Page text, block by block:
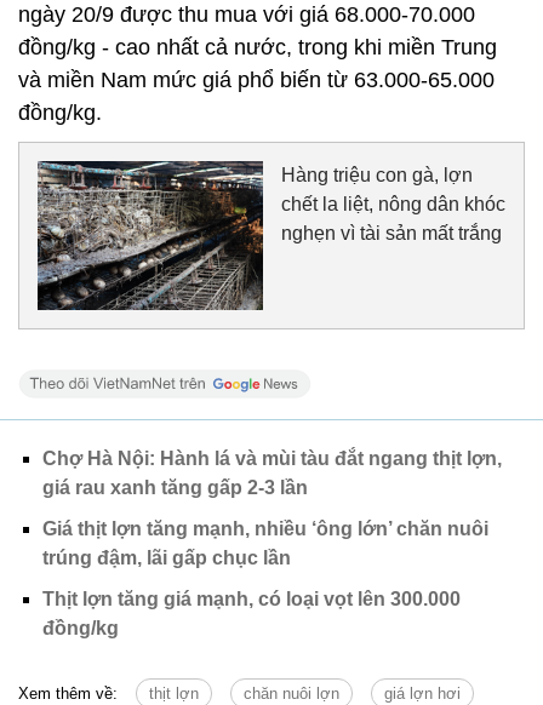
ngày 20/9 được thu mua với giá 68.000-70.000
đồng/kg - cao nhất cả nước, trong khi miền Trung
và miền Nam mức giá phổ biến từ 63.000-65.000
đồng/kg.
Hàng triệu con gà, lợn
chết la liệt, nông dân khóc
nghẹn vì tài sản mất trắng
Chợ Hà Nội: Hành lá và mùi tàu đắt ngang thịt lợn,
giá rau xanh tăng gấp 2-3 lần
Giá thịt lợn tăng mạnh, nhiều ‘ông lớn’ chăn nuôi
trúng đậm, lãi gấp chục lần
Thịt lợn tăng giá mạnh, có loại vọt lên 300.000
đồng/kg
Xem thêm về: thịt lợn chăn nuôi lợn giá lợn hơi